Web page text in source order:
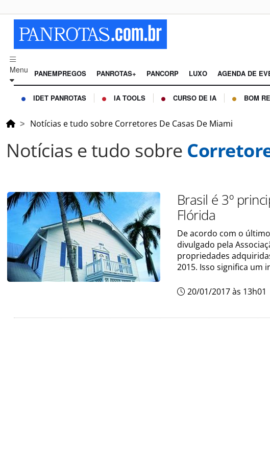
Menu PANEMPREGOS PANROTAS+ PANCORP LUXO AGENDA DE
IDET PANROTAS IA TOOLS CURSO DE IA BOM
Notícias e tudo sobre Corretores De Casas De Miami
Notícias e tudo sobre
Brasil é 3º
Flórida
De acordo com o
divulgado pela
propriedades
2015. Isso significa um
20/01/2017 às 13h01